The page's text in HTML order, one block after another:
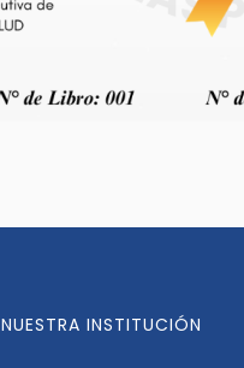
NUESTRA INSTITUCIÓN